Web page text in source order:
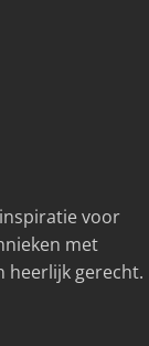
voor
met
heerlijk gerecht.